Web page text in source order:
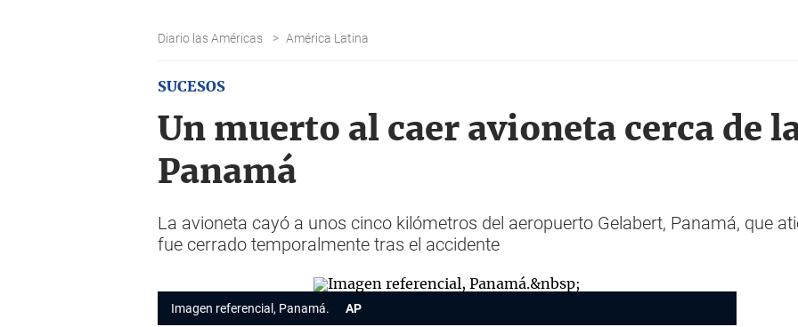
Diario las Américas > América Latina
SUCESOS
Un muerto al caer avioneta cerca de
Panamá
La avioneta cayó a unos cinco kilómetros del aeropuerto Gelabert, Panamá, que
fue cerrado temporalmente tras el accidente
Imagen referencial, Panamá. AP